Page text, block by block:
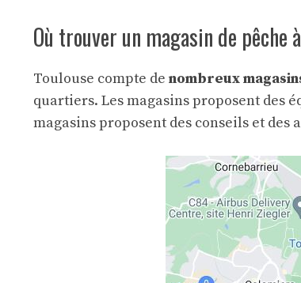
Où trouver un magasin de pêche
Toulouse compte de nombreux
quartiers. Les magasins proposent des
magasins proposent des conseils et